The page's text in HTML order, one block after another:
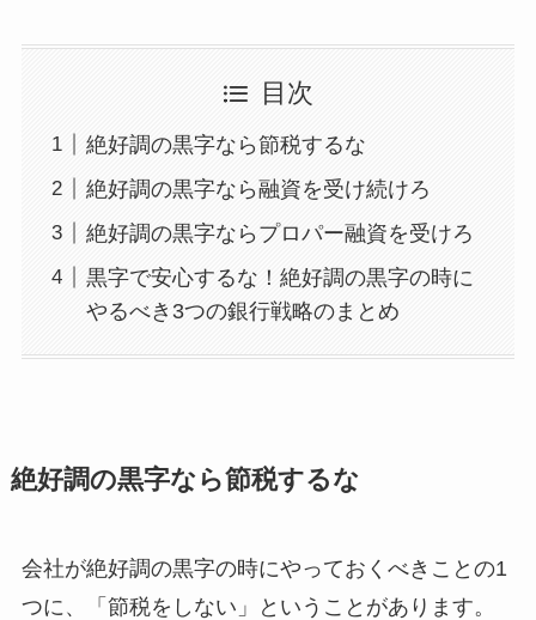
目次
絶好調の黒字なら節税するな
絶好調の黒字なら融資を受け続けろ
絶好調の黒字ならプロパー融資を受けろ
黒字で安心するな！絶好調の黒字の時に
やるべき3つの銀行戦略のまとめ
絶好調の黒字なら節税するな
会社が絶好調の黒字の時にやっておくべきことの1
つに、「節税をしない」ということがあります。